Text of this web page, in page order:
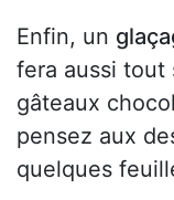
Enfin, un
fera aussi
gâteaux
pensez aux
quelques